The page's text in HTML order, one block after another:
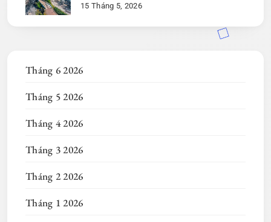
15 Tháng 5, 2026
Tháng 6 2026
Tháng 5 2026
Tháng 4 2026
Tháng 3 2026
Tháng 2 2026
Tháng 1 2026